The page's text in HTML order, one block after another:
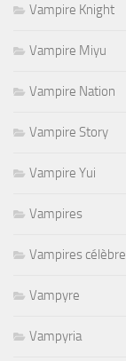
Vampire Knight
Vampire Miyu
Vampire Nation
Vampire Story
Vampire Yui
Vampires
Vampires
Vampyre
Vampyria